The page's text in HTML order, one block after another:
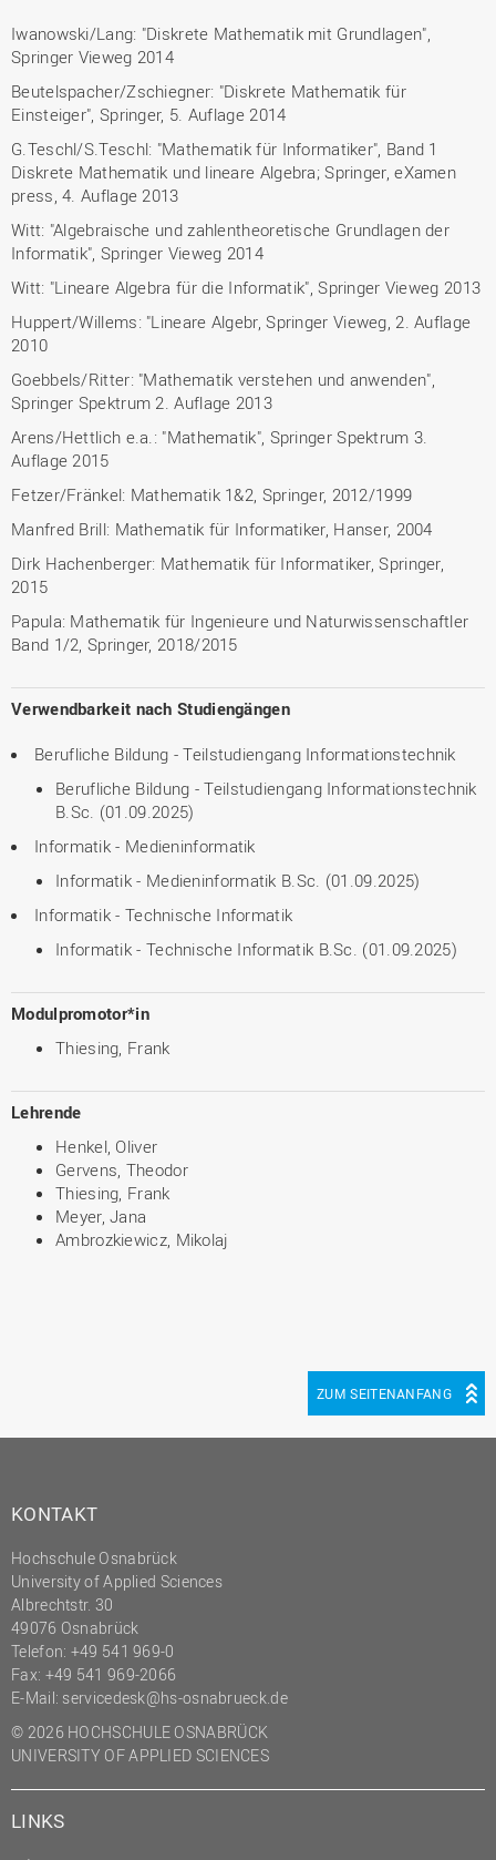
Iwanowski/Lang: "Diskrete Mathematik mit Grundlagen",
Springer Vieweg 2014
Beutelspacher/Zschiegner: "Diskrete Mathematik für
Einsteiger", Springer, 5. Auflage 2014
G.Teschl/S.Teschl: "Mathematik für Informatiker", Band 1
Diskrete Mathematik und lineare Algebra; Springer, eXamen
press, 4. Auflage 2013
Witt: "Algebraische und zahlentheoretische Grundlagen der
Informatik", Springer Vieweg 2014
Witt: "Lineare Algebra für die Informatik", Springer Vieweg 2013
Huppert/Willems: "Lineare Algebr, Springer Vieweg, 2. Auflage
2010
Goebbels/Ritter: "Mathematik verstehen und anwenden",
Springer Spektrum 2. Auflage 2013
Arens/Hettlich e.a.: "Mathematik", Springer Spektrum 3.
Auflage 2015
Fetzer/Fränkel: Mathematik 1&2, Springer, 2012/1999
Manfred Brill: Mathematik für Informatiker, Hanser, 2004
Dirk Hachenberger: Mathematik für Informatiker, Springer,
2015
Papula: Mathematik für Ingenieure und Naturwissenschaftler
Band 1/2, Springer, 2018/2015
Verwendbarkeit nach Studiengängen
Berufliche Bildung - Teilstudiengang Informationstechnik
Berufliche Bildung - Teilstudiengang Informationstechnik
B.Sc. (01.09.2025)
Informatik - Medieninformatik
Informatik - Medieninformatik B.Sc. (01.09.2025)
Informatik - Technische Informatik
Informatik - Technische Informatik B.Sc. (01.09.2025)
Modulpromotor*in
Thiesing, Frank
Lehrende
Henkel, Oliver
Gervens, Theodor
Thiesing, Frank
Meyer, Jana
Ambrozkiewicz, Mikolaj
ZUM SEITENANFANG
KONTAKT
Hochschule Osnabrück
University of Applied Sciences
Albrechtstr. 30
49076 Osnabrück
Telefon: +49 541 969-0
Fax: +49 541 969-2066
E-Mail: servicedesk@hs-osnabrueck.de
© 2026 HOCHSCHULE OSNABRÜCK
UNIVERSITY OF APPLIED SCIENCES
LINKS